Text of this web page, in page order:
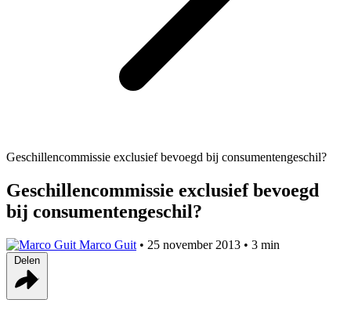
Geschillencommissie exclusief bevoegd bij consumentengeschil?
Geschillencommissie exclusief bevoegd
bij consumentengeschil?
Marco Guit • 25 november 2013 • 3 min